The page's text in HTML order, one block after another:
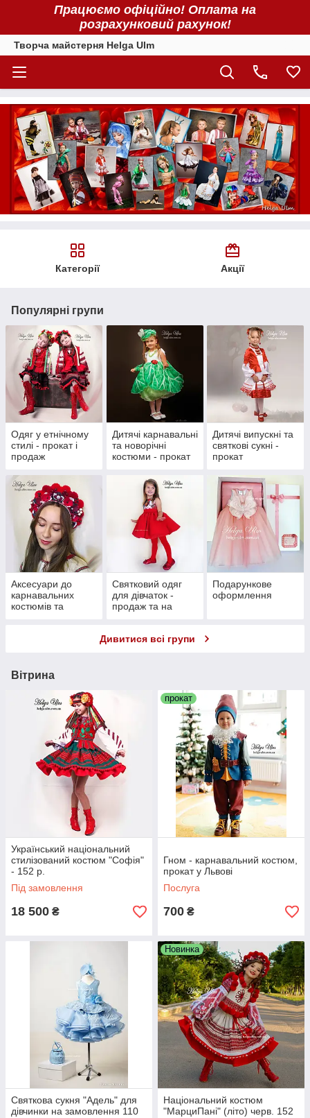
Працюємо офіційно! Оплата на
розрахунковий рахунок!
Творча майстерня Helga Ulm
Категорії Акції
Популярні групи
Одяг у етнічному
стилі - прокат і
продаж
Дитячі карнавальні
та новорічні
костюми - прокат
Дитячі випускні та
святкові сукні -
прокат
Аксесуари до
карнавальних
костюмів та
Святковий одяг
для дівчаток -
продаж та на
Подарункове
оформлення
Дивитися всі групи
Вітрина
Український національний
стилізований костюм "Софія"
- 152 р.
Під замовлення
18 500 ₴
прокат
Гном - карнавальний костюм,
прокат у Львові
Послуга
700 ₴
Святкова сукня "Адель" для
дівчинки на замовлення 110
Новинка
Національний костюм
"МарциПані" (літо) черв. 152